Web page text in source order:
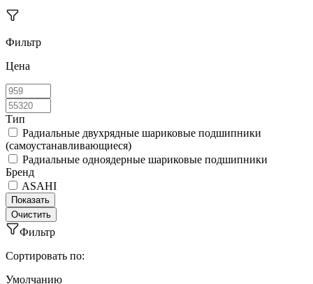
Фильтр
Цена
Тип
Радиальные двухрядные шариковые подшипники
(самоустанавливающиеся)
Радиальные одноядерные шариковые подшипники
Бренд
ASAHI
Фильтр
Сортировать по:
Умолчанию